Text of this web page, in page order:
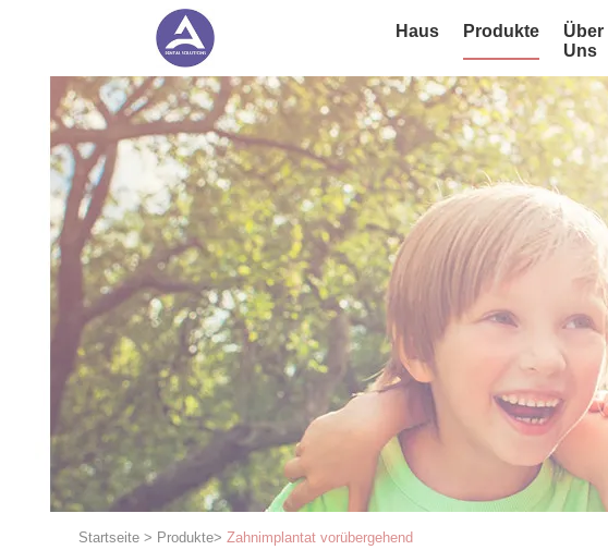
Haus Produkte
Über
Uns
Startseite > Produkte> Zahnimplantat vorübergehend